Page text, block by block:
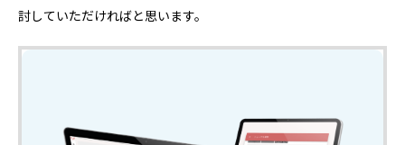
討していただければと思います。